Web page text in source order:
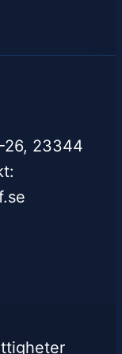
26, 23344